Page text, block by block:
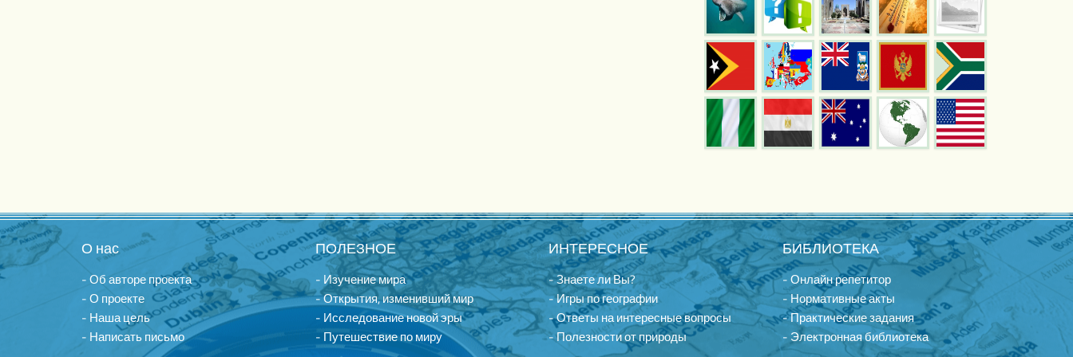
О нас
- Об авторе проекта
- О проекте
- Наша цель
- Написать письмо
ПОЛЕЗНОЕ
- Изучение мира
- Открытия, изменивший мир
- Исследование новой эры
- Путешествие по миру
ИНТЕРЕСНОЕ
- Знаете ли Вы?
- Игры по географии
- Ответы на интересные вопросы
- Полезности от природы
БИБЛИОТЕКА
- Онлайн репетитор
- Нормативные акты
- Практические задания
- Электронная библиотека